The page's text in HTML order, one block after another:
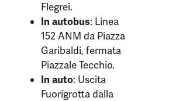
Flegrei.
In autobus: Linea
152 ANM da Piazza
Garibaldi, fermata
Piazzale Tecchio.
In auto: Uscita
Fuorigrotta dalla